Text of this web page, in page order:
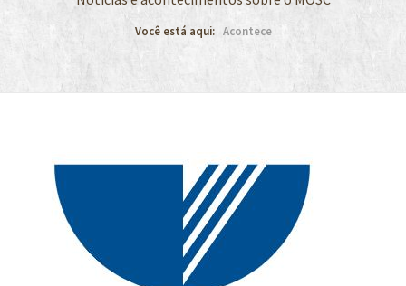
Você está aqui: Acontece